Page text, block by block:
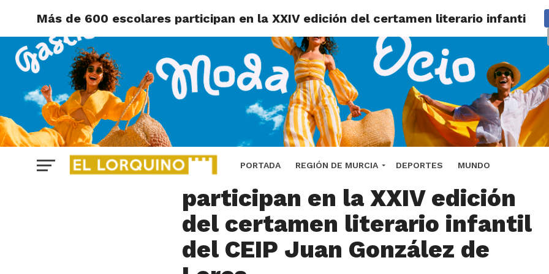
PORTADA REGIÓN DE MURCIA DEPORTES MUNDO
Más de 600 escolares participan en la XXIV edición del certamen literario infantil del
LORCA
Más de 600 escolares
participan en la XXIV edición
del certamen literario infantil
del CEIP Juan González de